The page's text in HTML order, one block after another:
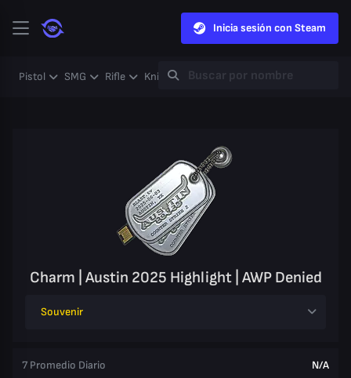
Inicia sesión con Steam
Pistol SMG Rifle Knife Gloves Heavy Case
Charm | Austin 2025 Highlight | AWP Denied
Souvenir
7 Promedio Diario N/A